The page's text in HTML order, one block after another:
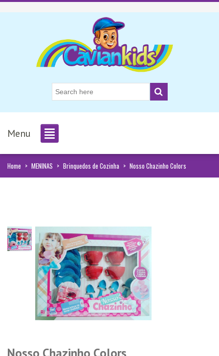
Menu
Home > MENINAS > Brinquedos de Cozinha > Nosso Chazinho Colors